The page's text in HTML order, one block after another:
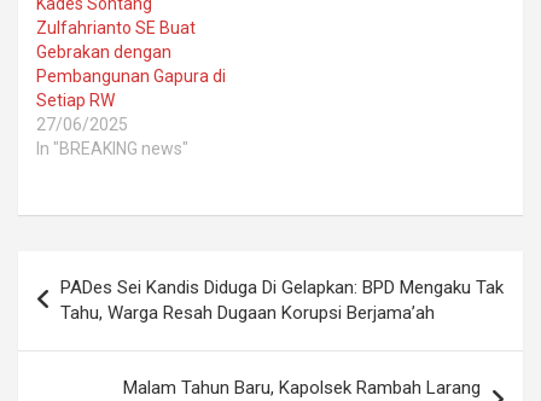
Kades Sontang
Zulfahrianto SE Buat
Gebrakan dengan
Pembangunan Gapura di
Setiap RW
27/06/2025
In "BREAKING news"
navigation
PADes Sei Kandis Diduga Di Gelapkan: BPD Mengaku Tak
Tahu, Warga Resah Dugaan Korupsi Berjama’ah
Malam Tahun Baru, Kapolsek Rambah Larang